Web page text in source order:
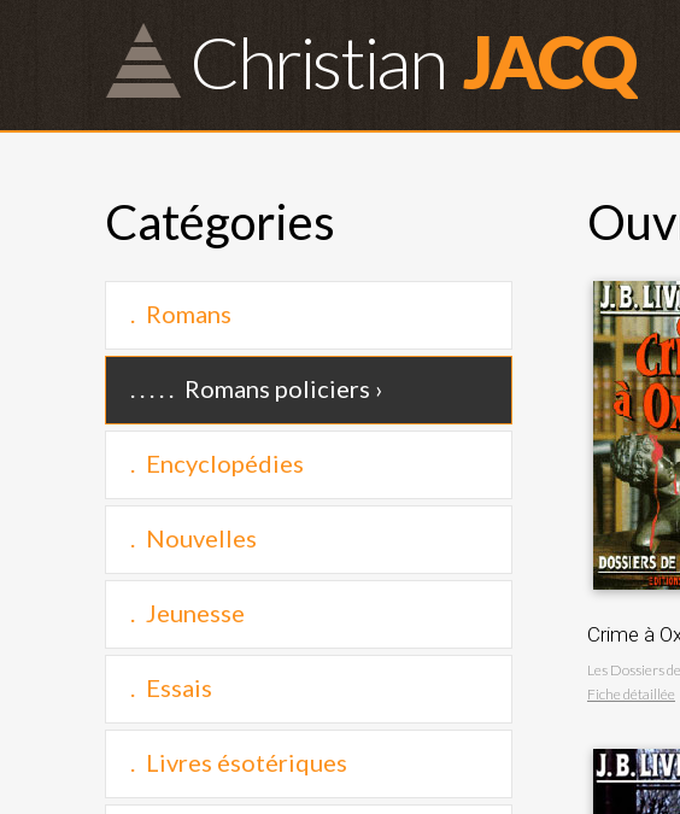
Christian JACQ
Catégories
Romans
Romans policiers
Encyclopédies
Nouvelles
Jeunesse
Essais
Livres ésotériques
Crime à
Les Dossiers
Fiche détaillée